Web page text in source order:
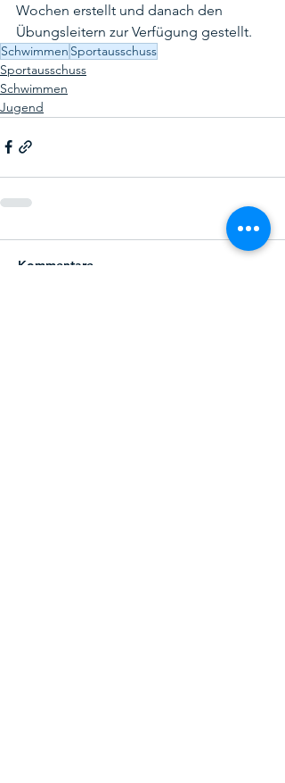
Wochen erstellt und danach den
Übungsleitern zur Verfügung gestellt.
Schwimmen Sportausschuss
Sportausschuss
Schwimmen
Jugend
Kommentare